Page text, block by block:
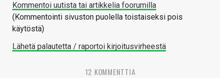
Kommentoi uutista tai artikkelia foorumilla
(Kommentointi sivuston puolella toistaiseksi pois
käytöstä)
Lähetä palautetta / raportoi kirjoitusvirheestä
12 KOMMENTTIA